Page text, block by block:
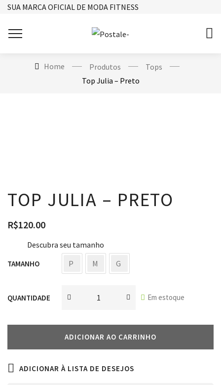
SUA MARCA OFICIAL DE MODA FITNESS
Home Produtos
Tops
Top Julia – Preto
TOP JULIA – PRETO
R$120.00
Descubra seu tamanho
TAMANHO P M G
QUANTIDADE Em estoque
ADICIONAR AO CARRINHO
ADICIONAR À LISTA DE DESEJOS